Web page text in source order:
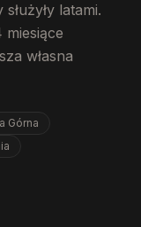
latami.
miesiące
własna
Górna